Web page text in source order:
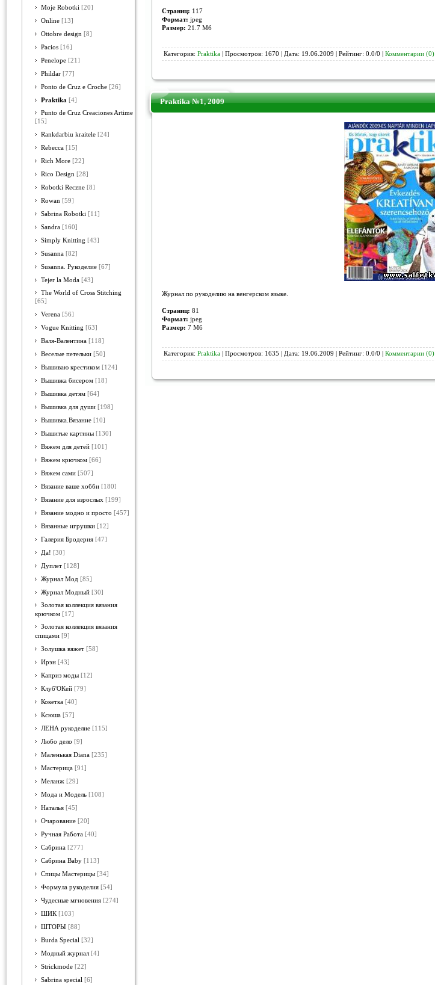
Moje Robotki [20]
Online [13]
Ottobre design [8]
Pacios [16]
Penelope [21]
Phildar [77]
Ponto de Cruz e Croche [26]
Praktika [4]
Punto de Cruz Creaciones Artime
[15]
Rankdarbiu kraitele [24]
Rebecca [15]
Rich More [22]
Rico Design [28]
Robotki Reczne [8]
Rowan [59]
Sabrina Robotki [11]
Sandra [160]
Simply Knitting [43]
Susanna [82]
Susanna. Рукоделие [67]
Tejer la Moda [43]
The World of Cross Stitching
[65]
Verena [56]
Vogue Knitting [63]
Валя-Валентина [118]
Веселые петельки [50]
Вышиваю крестиком [124]
Вышивка бисером [18]
Вышивка детям [64]
Вышивка для души [198]
Вышивка.Вязание [10]
Вышитые картины [130]
Вяжем для детей [101]
Вяжем крючком [66]
Вяжем сами [507]
Вязание ваше хобби [180]
Вязание для взрослых [199]
Вязание модно и просто [457]
Вязанные игрушки [12]
Галерия Бродерия [47]
Да! [30]
Дуплет [128]
Журнал Мод [85]
Журнал Модный [30]
Золотая коллекция вязания
крючком [17]
Золотая коллекция вязания
спицами [9]
Золушка вяжет [58]
Ирэн [43]
Каприз моды [12]
Клуб'ОКей [79]
Кокетка [40]
Ксюша [57]
ЛЕНА рукоделие [115]
Любо дело [9]
Маленькая Diana [235]
Мастерица [91]
Меланж [29]
Мода и Модель [108]
Наталья [45]
Очарование [20]
Ручная Работа [40]
Сабрина [277]
Сабрина Baby [113]
Спицы Мастерицы [34]
Формула рукоделия [54]
Чудесные мгновения [274]
ШИК [103]
ШТОРЫ [88]
Burda Special [32]
Модный журнал [4]
Strickmode [22]
Sabrina special [6]
Страниц: 117
Формат: jpeg
Размер: 21.7 Mб
Категория: Praktika | Просмотров: 1670 | Дата: 19.06.2009 | Рейтинг: 0.0/0 | Комментарии (0)
Praktika №1, 2009
Журнал по рукоделию на венгерском языке.
Страниц: 81
Формат: jpeg
Размер: 7 Mб
Категория: Praktika | Просмотров: 1635 | Дата: 19.06.2009 | Рейтинг: 0.0/0 | Комментарии (0)